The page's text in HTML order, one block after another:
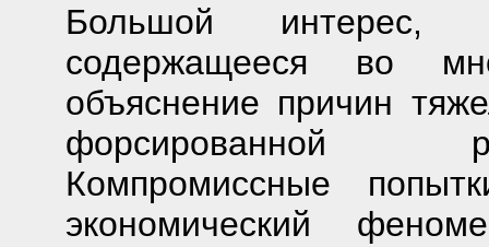
Большой интерес,
содержащееся во
объяснение причин
форсированной
Компромиссные
экономический